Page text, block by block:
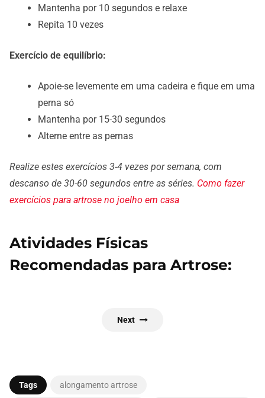
Mantenha por 10 segundos e relaxe
Repita 10 vezes
Exercício de equilíbrio:
Apoie-se levemente em uma cadeira e fique em uma
perna só
Mantenha por 15-30 segundos
Alterne entre as pernas
Realize estes exercícios 3-4 vezes por semana, com
descanso de 30-60 segundos entre as séries. Como fazer
exercícios para artrose no joelho em casa
Atividades Físicas
Recomendadas para Artrose:
Next
Tags alongamento artrose